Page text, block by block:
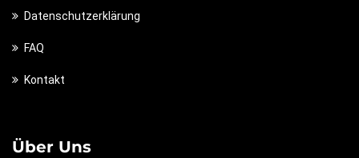
Datenschutzerklärung
FAQ
Kontakt
Über Uns